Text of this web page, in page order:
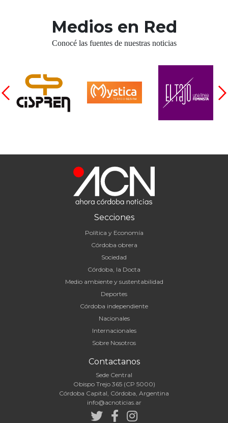
Medios en Red
Conocé las fuentes de nuestras noticias
Secciones
Política y Economía
Córdoba obrera
Sociedad
Córdoba, la Docta
Medio ambiente y sustentabilidad
Deportes
Córdoba independiente
Nacionales
Internacionales
Sobre Nosotros
Contactanos
Sede Central
Obispo Trejo 365 (CP 5000)
Córdoba Capital, Córdoba, Argentina
info@acnoticias.ar